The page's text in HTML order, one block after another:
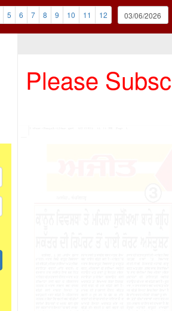
5 6 7 8 9 10 11 12
Please